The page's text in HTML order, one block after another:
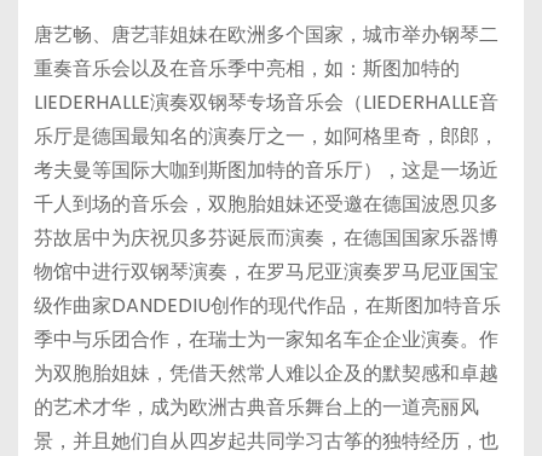
唐艺畅、唐艺菲姐妹在欧洲多个国家，城市举办钢琴二
重奏音乐会以及在音乐季中亮相，如：斯图加特的
LIEDERHALLE演奏双钢琴专场音乐会（LIEDERHALLE音
乐厅是德国最知名的演奏厅之一，如阿格里奇，郎郎，
考夫曼等国际大咖到斯图加特的音乐厅），这是一场近
千人到场的音乐会，双胞胎姐妹还受邀在德国波恩贝多
芬故居中为庆祝贝多芬诞辰而演奏，在德国国家乐器博
物馆中进行双钢琴演奏，在罗马尼亚演奏罗马尼亚国宝
级作曲家DANDEDIU创作的现代作品，在斯图加特音乐
季中与乐团合作，在瑞士为一家知名车企企业演奏。作
为双胞胎姐妹，凭借天然常人难以企及的默契感和卓越
的艺术才华，成为欧洲古典音乐舞台上的一道亮丽风
景，并且她们自从四岁起共同学习古筝的独特经历，也